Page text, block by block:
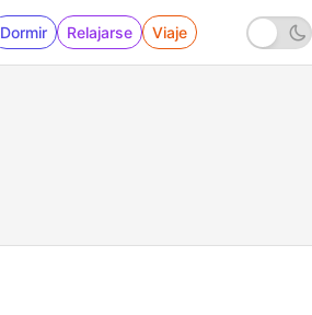
Dormir Relajarse Viaje